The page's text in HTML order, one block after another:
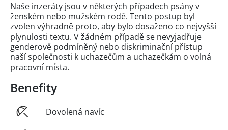
Naše inzeráty jsou v některých případech psány v
ženském nebo mužském rodě. Tento postup byl
zvolen výhradně proto, aby bylo dosaženo co nejvyšší
plynulosti textu. V žádném případě se nevyjadřuje
genderově podmíněný nebo diskriminační přístup
naší společnosti k uchazečům a uchazečkám o volná
pracovní místa.
Benefity
Dovolená navíc